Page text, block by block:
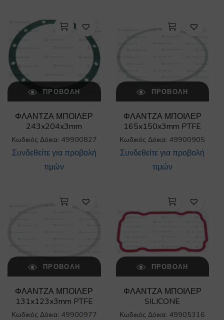
ΠΡΟΒΟΛΉ
ΦΛΑΝΤΖΑ ΜΠΟΙΛΕΡ
243x204x3mm
Κωδικός Δόικα: 49900827
Συνδεθείτε για προβολή
τιμών
ΠΡΟΒΟΛΉ
ΦΛΑΝΤΖΑ ΜΠΟΙΛΕΡ
165x150x3mm PTFE
Κωδικός Δόικα: 49900905
Συνδεθείτε για προβολή
τιμών
ΠΡΟΒΟΛΉ
ΦΛΑΝΤΖΑ ΜΠΟΙΛΕΡ
131x123x3mm PTFE
Κωδικός Δόικα: 49900977
ΠΡΟΒΟΛΉ
ΦΛΑΝΤΖΑ ΜΠΟΙΛΕΡ
SILICONE
Κωδικός Δόικα: 49905316